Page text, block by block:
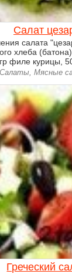
Салат
салата
хлеба
филе курицы,
Салаты, Мясные
Греческий